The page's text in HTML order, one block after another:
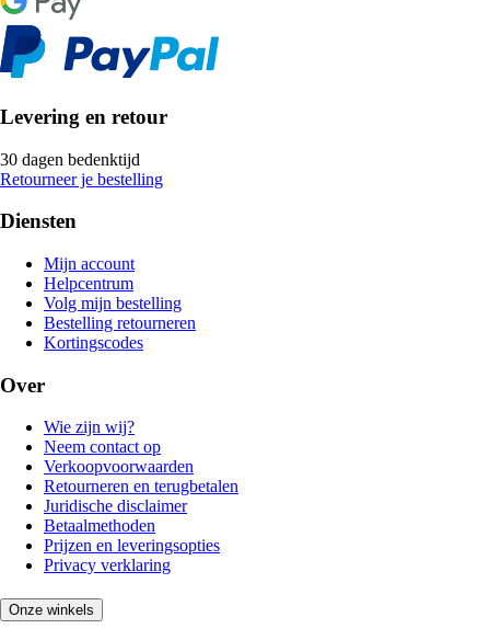
Levering en retour
30 dagen bedenktijd
Retourneer je bestelling
Diensten
Mijn account
Helpcentrum
Volg mijn bestelling
Bestelling retourneren
Kortingscodes
Over
Wie zijn wij?
Neem contact op
Verkoopvoorwaarden
Retourneren en terugbetalen
Juridische disclaimer
Betaalmethoden
Prijzen en leveringsopties
Privacy verklaring
Onze winkels